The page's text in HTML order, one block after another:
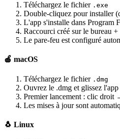
Téléchargez le fichier .exe
Double-cliquez pour installer
L'app s'installe dans Program
Raccourci créé sur le bureau
Le pare-feu est configuré
🍎 macOS
Téléchargez le fichier .dmg
Ouvrez le .dmg et glissez
Premier lancement : clic
Les mises à jour sont
🐧 Linux